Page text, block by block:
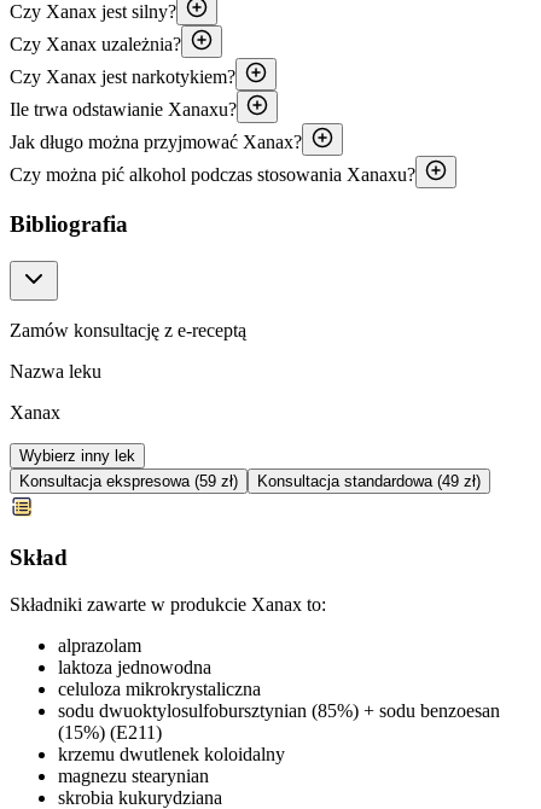
Czy Xanax jest silny?
Czy Xanax uzależnia?
Czy Xanax jest narkotykiem?
Ile trwa odstawianie Xanaxu?
Jak długo można przyjmować Xanax?
Czy można pić alkohol podczas stosowania Xanaxu?
Bibliografia
Zamów konsultację z e-receptą
Nazwa leku
Xanax
Wybierz inny lek
Konsultacja ekspresowa (59 zł)
Konsultacja standardowa (49 zł)
Skład
Składniki zawarte w produkcie Xanax to:
alprazolam
laktoza jednowodna
celuloza mikrokrystaliczna
sodu dwuoktylosulfobursztynian (85%) + sodu benzoesan
(15%) (E211)
krzemu dwutlenek koloidalny
magnezu stearynian
skrobia kukurydziana